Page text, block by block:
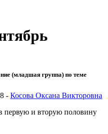
(младшая группа) по теме
- Косова Оксана Викторовна
первую и вторую половину